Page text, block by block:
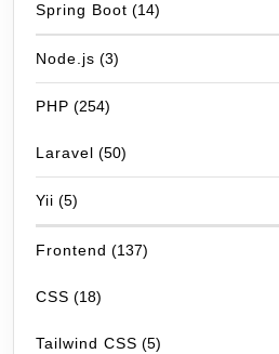
Spring Boot (14)
Node.js (3)
PHP (254)
Laravel (50)
Yii (5)
Frontend (137)
CSS (18)
Tailwind CSS (5)